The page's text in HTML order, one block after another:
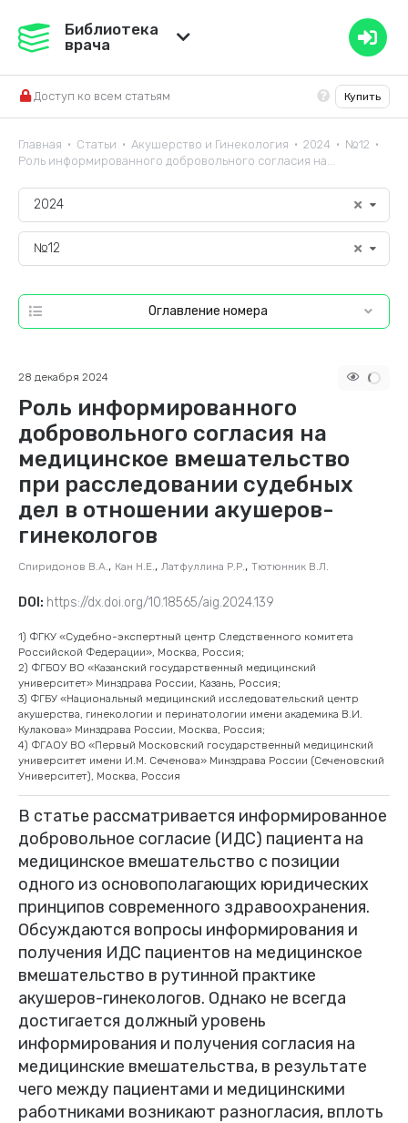
Медвестник
Справочник ЛС
Библиотека
врача
Доступ ко всем статьям Купить
Главная • Статьи • Акушерство и Гинекология • 2024 • №12 •
Роль информированного добровольного согласия на...
2024
№12
Оглавление номера
Роль информированного
добровольного согласия на
медицинское вмешательство
при расследовании судебных
дел в отношении акушеров-
гинекологов
28 декабря 2024
1) ФГКУ «Судебно-экспертный центр Следственного комитета
Российской Федерации», Москва, Россия;
2) ФГБОУ ВО «Казанский государственный медицинский
университет» Минздрава России, Казань, Россия;
3) ФГБУ «Национальный медицинский исследовательский центр
акушерства, гинекологии и перинатологии имени академика В.И.
Кулакова» Минздрава России, Москва, Россия;
4) ФГАОУ ВО «Первый Московский государственный медицинский
университет имени И.М. Сеченова» Минздрава России (Сеченовский
Университет), Москва, Россия
В статье рассматривается информированное
добровольное согласие (ИДС) пациента на
медицинское вмешательство с позиции
одного из основополагающих юридических
принципов современного здравоохранения.
Обсуждаются вопросы информирования и
получения ИДС пациентов на медицинское
вмешательство в рутинной практике
акушеров-гинекологов. Однако не всегда
достигается должный уровень
информирования и получения согласия на
медицинские вмешательства, в результате
чего между пациентами и медицинскими
работниками возникают разногласия, вплоть
DOI: https://dx.doi.org/10.18565/aig.2024.139
Спиридонов В.А., Кан Н.Е., Латфуллина Р.Р., Тютюнник В.Л.